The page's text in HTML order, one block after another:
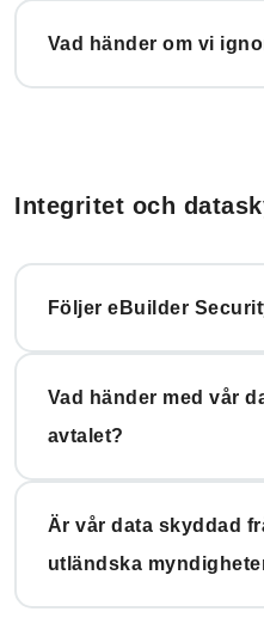
Vad händer om vi
Integritet och
Följer eBuilder
Vad händer med vår
avtalet?
Är vår data skyddad
utländska